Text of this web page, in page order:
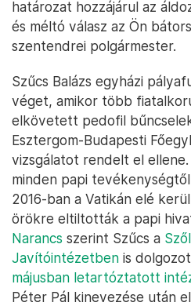
határozat hozzájárul az
és méltó válasz az Ön
szentendrei polgármester.
Szűcs Balázs egyházi
véget, amikor több
elkövetett pedofil
Esztergom-Budapesti
vizsgálatot rendelt el
minden papi
2016-ban a Vatikán elé
örökre eltiltották a papi
Narancs szerint Szűcs a
Javítóintézetben is
májusban letartóztatott
Péter Pál kinevezése után